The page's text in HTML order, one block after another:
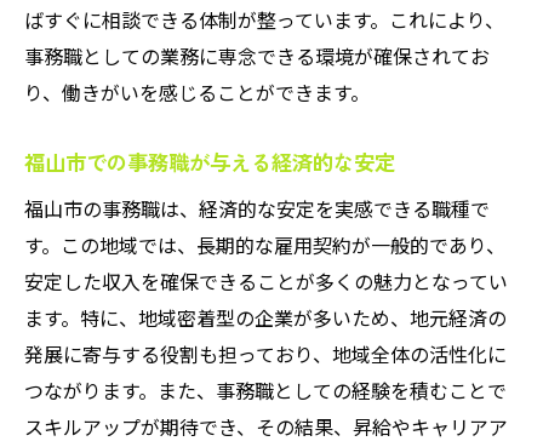
ばすぐに相談できる体制が整っています。これにより、
事務職としての業務に専念できる環境が確保されてお
り、働きがいを感じることができます。
福山市での事務職が与える経済的な安定
福山市の事務職は、経済的な安定を実感できる職種で
す。この地域では、長期的な雇用契約が一般的であり、
安定した収入を確保できることが多くの魅力となってい
ます。特に、地域密着型の企業が多いため、地元経済の
発展に寄与する役割も担っており、地域全体の活性化に
つながります。また、事務職としての経験を積むことで
スキルアップが期待でき、その結果、昇給やキャリアア